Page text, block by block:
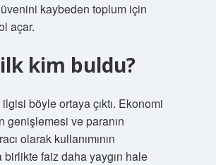
kaybeden toplum için
açar.
kim buldu?
ilgisi böyle ortaya çıktı. Ekonomi
genişlemesi ve paranın
olarak kullanımının
birlikte faiz daha yaygın hale